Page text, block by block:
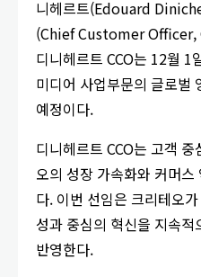
니헤르트(Edouard
(Chief Customer Officer,
디니헤르트 CCO는 12월 1
미디어 사업부문의 글로벌
예정이다.
디니헤르트 CCO는 고객
오의 성장 가속화와 커머
다. 이번 선임은 크리테오
성과 중심의 혁신을 지속
반영한다.